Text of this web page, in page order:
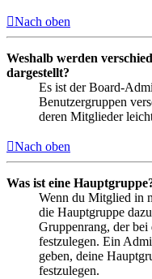
Nach oben
Weshalb werden
dargestellt?
Es ist der Board-
Benutzergruppen
deren Mitglieder
Nach oben
Was ist eine
Wenn du Mitglied in
die Hauptgruppe
Gruppenrang, der
festzulegen. Ein
geben, deine
festzulegen.